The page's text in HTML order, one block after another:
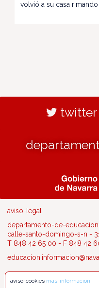
volvió a su casa rimando
twitter
aviso-legal
departamento-de-educacion
calle-santo-domingo-s-n -
T 848 42 65 00 - F 848 42
aviso-cookies mas-informacion.